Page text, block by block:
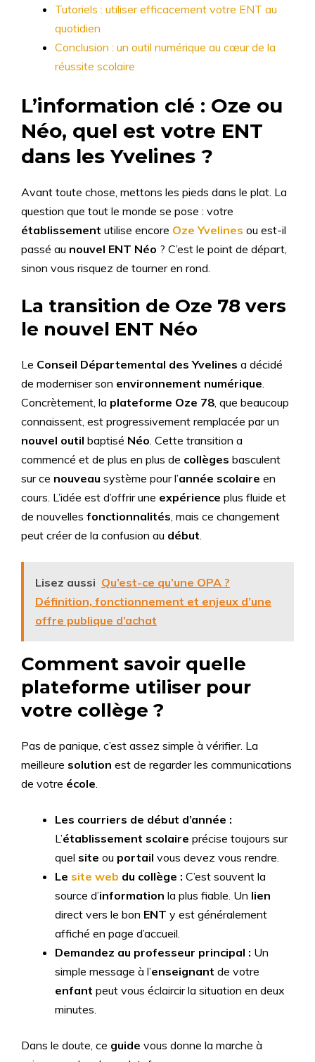
Tutoriels : utiliser efficacement votre ENT au
quotidien
Conclusion : un outil numérique au cœur de la
réussite scolaire
L’information clé : Oze ou
Néo, quel est votre ENT
dans les Yvelines ?
Avant toute chose, mettons les pieds dans le plat. La
question que tout le monde se pose : votre
établissement utilise encore Oze Yvelines ou est-il
passé au nouvel ENT Néo ? C’est le point de départ,
sinon vous risquez de tourner en rond.
La transition de Oze 78 vers
le nouvel ENT Néo
Le Conseil Départemental des Yvelines a décidé
de moderniser son environnement numérique.
Concrètement, la plateforme Oze 78, que beaucoup
connaissent, est progressivement remplacée par un
nouvel outil baptisé Néo. Cette transition a
commencé et de plus en plus de collèges basculent
sur ce nouveau système pour l’année scolaire en
cours. L’idée est d’offrir une expérience plus fluide et
de nouvelles fonctionnalités, mais ce changement
peut créer de la confusion au début.
Lisez aussi Qu’est-ce qu’une OPA ?
Définition, fonctionnement et enjeux d’une
offre publique d’achat
Comment savoir quelle
plateforme utiliser pour
votre collège ?
Pas de panique, c’est assez simple à vérifier. La
meilleure solution est de regarder les communications
de votre école.
Les courriers de début d’année :
L’établissement scolaire précise toujours sur
quel site ou portail vous devez vous rendre.
Le site web du collège : C’est souvent la
source d’information la plus fiable. Un lien
direct vers le bon ENT y est généralement
affiché en page d’accueil.
Demandez au professeur principal : Un
simple message à l’enseignant de votre
enfant peut vous éclaircir la situation en deux
minutes.
Dans le doute, ce guide vous donne la marche à